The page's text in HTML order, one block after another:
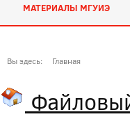
МАТЕРИАЛЫ МГУИЭ
Вы здесь: Главная